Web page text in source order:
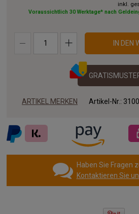
inkl.
Voraussichtlich 30 Werktage* nach
IN DEN
ARTIKEL MERKEN Artikel-Nr.:
Haben Sie Fragen
Kontaktieren Sie